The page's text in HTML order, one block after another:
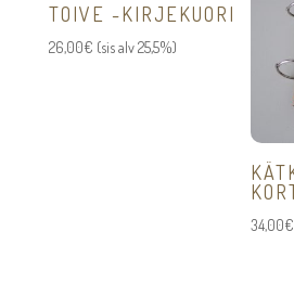
TOIVE -KIRJEKUORI
26,00€ (sis alv 25,5%)
34,00€